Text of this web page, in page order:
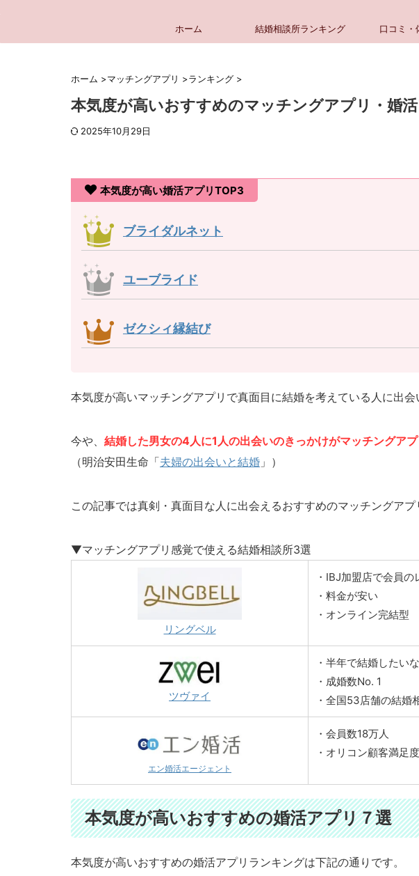
ホーム 結婚相談所ランキング 口コミ・
ホーム >マッチングアプリ >ランキング >
本気度が高いおすすめのマッチングアプリ・婚
2025年10月29日
本気度が高い婚活アプリTOP3
ブライダルネット
ユーブライド
ゼクシィ縁結び
本気度が高いマッチングアプリで真面目に結婚を考えている人に出会
今や、 結婚した男女の4人に1人の出会いのきっかけがマッチングアプ
（明治安田生命「夫婦の出会いと結婚 」）
この記事では真剣・真面目な人に出会えるおすすめのマッチングアプ
▼マッチングアプリ感覚で使える結婚相談所3選
リングベル
・IBJ加盟店で会員の
・料金が安い
・オンライン完結型
ツヴァイ
・半年で結婚したい
・成婚数No. 1
・全国53店舗の結婚
エン婚活エージェント
・会員数18万人
・オリコン顧客満足
本気度が高いおすすめの婚活アプリ７選
本気度が高いおすすめの婚活アプリランキングは下記の通りです。